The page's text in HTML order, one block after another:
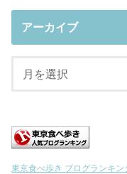
アーカイブ
東京食べ歩き ブログランキン